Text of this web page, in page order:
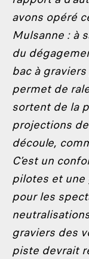
avons opéré
Mulsanne : à
du
bac à
permet de
sortent de la
projections
découle,
C’est un
pilotes et une
pour les
graviers des
piste devrait